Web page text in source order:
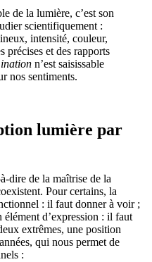
de la lumière, c’est son
scientifiquement :
intensité, couleur,
précises et des rapports
n’est saisissable
nos sentiments.
lumière par
dire de la maîtrise de la
Pour certains, la
: il faut donner à voir ;
élément d’expression : il faut
extrêmes, une position
qui nous permet de
: